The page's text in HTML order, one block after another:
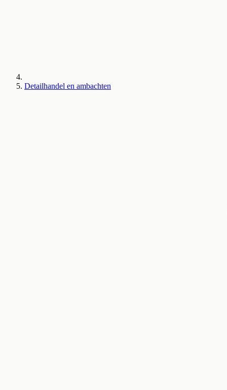
Detailhandel en ambachten